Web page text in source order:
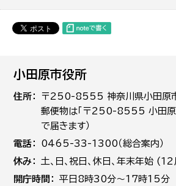
小田原市役所
住所
〒250-8555 神奈川県小田原
郵便物は「〒250-8555 小田原
で届きます）
電話
0465-33-1300（総合案内）
休み
土､日､祝日、休日、年末年始
開庁時間
平日8時30分～17時15分